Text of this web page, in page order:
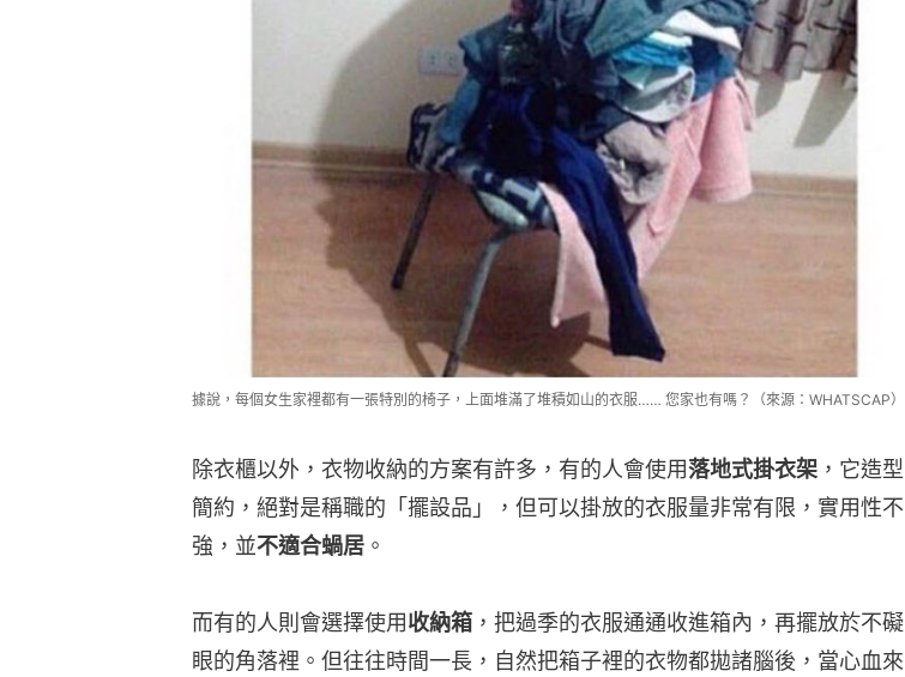
據說，每個女生家裡都有一張特別的椅子，上面堆滿了堆積如山的衣服…… 您家也有嗎？（來源：WHATSCAP）
除衣櫃以外，衣物收納的方案有許多，有的人會使用落地式掛衣架 ，它造型
簡約，絕對是稱職的「擺設品」，但可以掛放的衣服量非常有限，實用性不
強，並不適合蝸居 。
而有的人則會選擇使用收納箱 ，把過季的衣服通通收進箱內，再擺放於不礙
眼的角落裡。但往往時間一長，自然把箱子裡的衣物都拋諸腦後，當心血來